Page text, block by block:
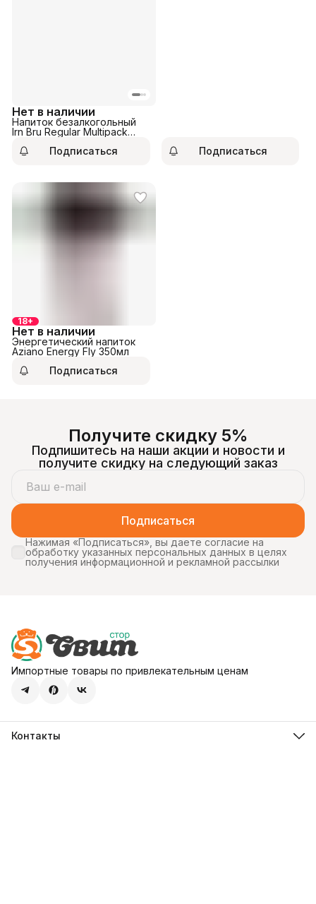
Нет в наличии
Напиток безалкогольный
Irn Bru Regular Multipack
Подписаться Подписаться
18+
Нет в наличии
Энергетический напиток
Aziano Energy Fly 350мл
Подписаться
Получите скидку 5%
Подпишитесь на наши акции и новости и
получите скидку на следующий заказ
Подписаться
Нажимая «Подписаться», вы даете согласие на
обработку указанных персональных данных в целях
получения информационной и рекламной рассылки
Импортные товары по привлекательным ценам
Контакты